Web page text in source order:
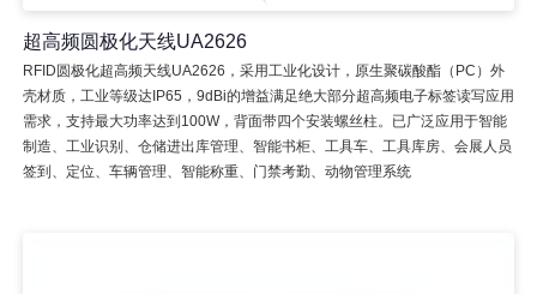
超高频圆极化天线UA2626
RFID圆极化超高频天线UA2626，采用工业化设计，原生聚碳酸酯（PC）外
壳材质，工业等级达IP65，9dBi的增益满足绝大部分超高频电子标签读写应用
需求，支持最大功率达到100W，背面带四个安装螺丝柱。已广泛应用于智能
制造、工业识别、仓储进出库管理、智能书柜、工具车、工具库房、会展人员
签到、定位、车辆管理、智能称重、门禁考勤、动物管理系统